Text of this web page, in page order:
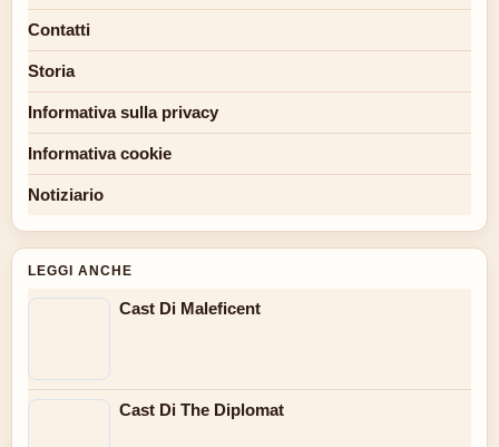
Contatti
Storia
Informativa sulla privacy
Informativa cookie
Notiziario
LEGGI ANCHE
Cast Di Maleficent
Cast Di The Diplomat